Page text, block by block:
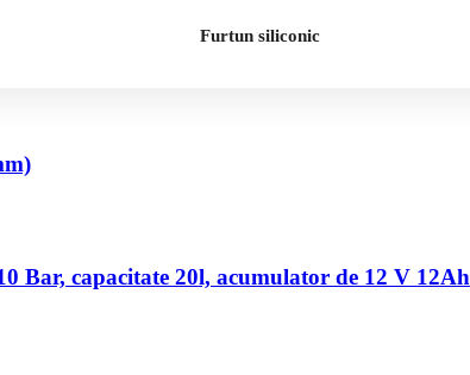
Furtun siliconic
Bar, capacitate 20l, acumulator de 12 V 12Ah